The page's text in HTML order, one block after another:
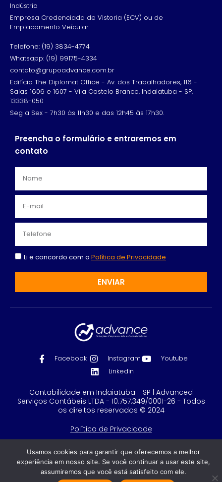
Indústria
Empresa Credenciada de Vistoria (ECV) ou de
Emplacamento Veícular
Telefone: (19) 3834-4774
Whatsapp: (19) 99175-4334
contato@grupoadvance.com.br
Edifício The Diplomat Office - Av. dos Trabalhadores, 116 -
Salas 1606 e 1607 - Vila Castelo Branco, Indaiatuba - SP,
13338-050
Seg a Sex - 7h30 às 11h30 e das 12h45 às 17h30.
Preencha o formulário e entraremos em
contato
Li e concordo com a Política de Privacidade
ENVIAR
Facebook Instagram
Youtube
Linkedin
Contabilidade em Indaiatuba - SP | Advanced
Serviços Contábeis LTDA - 10.757.349/0001-26 - Todos
os direitos reservados © 2024
Política de Privacidade
Feito com
por GRUPO DPG
Usamos cookies para garantir que oferecemos a melhor
experiência em nosso site. Se você continuar a usar este site,
assumiremos que você está satisfeito com ele.